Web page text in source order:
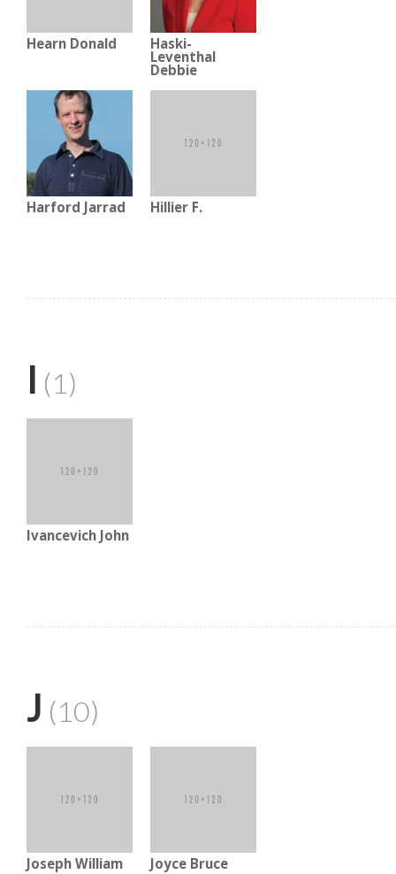
Hearn Donald Haski-
Leventhal
Debbie
Harford Jarrad Hillier F.
I (1)
Ivancevich John
J (10)
Joseph William Joyce Bruce